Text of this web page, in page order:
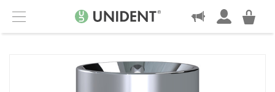
Menu
KONTAKT